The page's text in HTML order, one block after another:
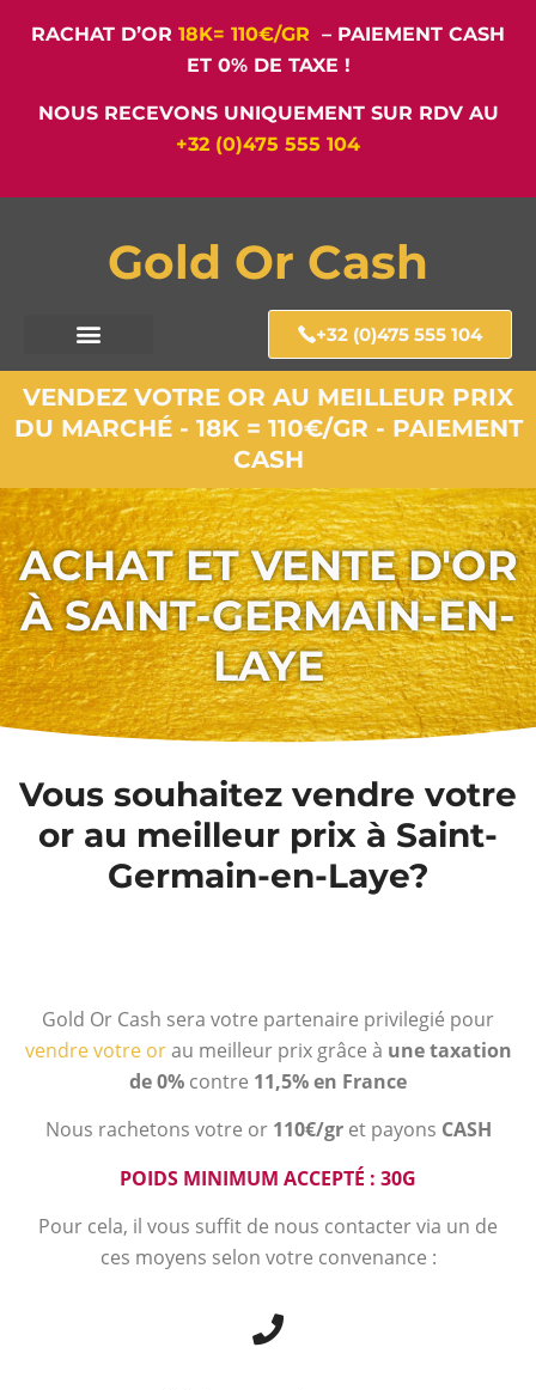
RACHAT D’OR 18K= 110€/GR – PAIEMENT CASH
ET 0% DE TAXE !
NOUS RECEVONS UNIQUEMENT SUR RDV AU
+32 (0)475 555 104
Gold Or Cash
+32 (0)475 555 104
VENDEZ VOTRE OR AU MEILLEUR PRIX
DU MARCHÉ - 18K = 110€/GR - PAIEMENT
CASH
ACHAT ET VENTE D'OR
À SAINT-GERMAIN-EN-
LAYE
Vous souhaitez vendre votre
or au meilleur prix à Saint-
Germain-en-Laye?
Gold Or Cash sera votre partenaire privilegié pour
vendre votre orau meilleur prix grâce à une taxation
de 0% contre 11,5% en France
Nous rachetons votre or 110€/gr et payons CASH
POIDS MINIMUM ACCEPTÉ : 30G
Pour cela, il vous suffit de nous contacter via un de
ces moyens selon votre convenance :